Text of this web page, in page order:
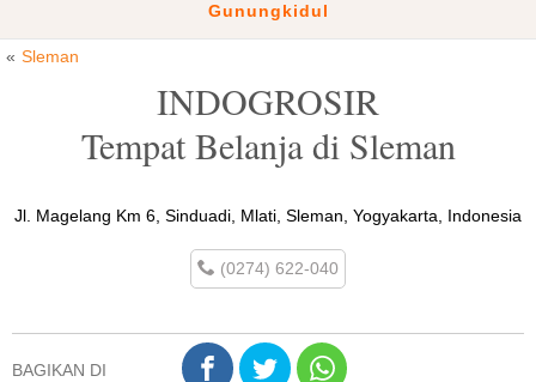
Gunungkidul
Sleman
INDOGROSIR
Tempat Belanja di Sleman
Jl. Magelang Km 6, Sinduadi, Mlati, Sleman, Yogyakarta, Indonesia
(0274) 622-040
BAGIKAN DI